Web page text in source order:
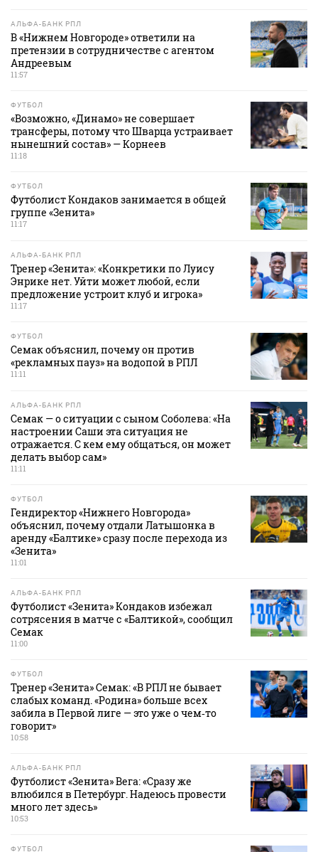
АЛЬФА-БАНК РПЛ
В «Нижнем Новгороде» ответили на
претензии в сотрудничестве с агентом
Андреевым
11:57
ФУТБОЛ
«Возможно, «Динамо» не совершает
трансферы, потому что Шварца устраивает
нынешний состав» — Корнеев
11:18
ФУТБОЛ
Футболист Кондаков занимается в общей
группе «Зенита»
11:17
АЛЬФА-БАНК РПЛ
Тренер «Зенита»: «Конкретики по Луису
Энрике нет. Уйти может любой, если
предложение устроит клуб и игрока»
11:17
ФУТБОЛ
Семак объяснил, почему он против
«рекламных пауз» на водопой в РПЛ
11:11
АЛЬФА-БАНК РПЛ
Семак — о ситуации с сыном Соболева: «На
настроении Саши эта ситуация не
отражается. С кем ему общаться, он может
делать выбор сам»
11:11
ФУТБОЛ
Гендиректор «Нижнего Новгорода»
объяснил, почему отдали Латышонка в
аренду «Балтике» сразу после перехода из
«Зенита»
11:01
АЛЬФА-БАНК РПЛ
Футболист «Зенита» Кондаков избежал
сотрясения в матче с «Балтикой», сообщил
Семак
11:00
ФУТБОЛ
Тренер «Зенита» Семак: «В РПЛ не бывает
слабых команд. «Родина» больше всех
забила в Первой лиге — это уже о чем‑то
говорит»
10:58
АЛЬФА-БАНК РПЛ
Футболист «Зенита» Вега: «Сразу же
влюбился в Петербург. Надеюсь провести
много лет здесь»
10:53
ФУТБОЛ